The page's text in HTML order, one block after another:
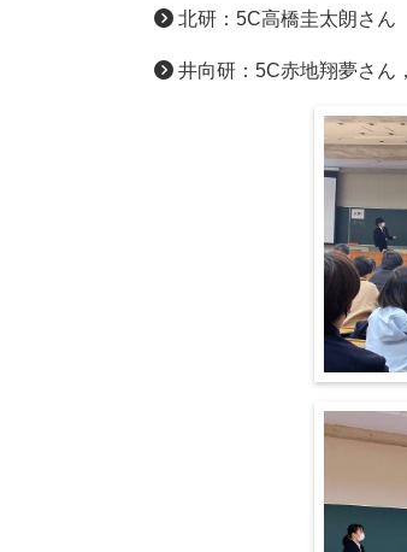
北研：5C高橋圭太朗さん
井向研：5C赤地翔夢さん